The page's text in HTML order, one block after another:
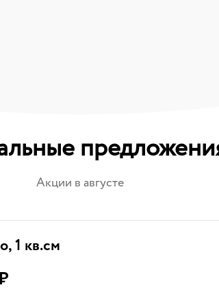
Акции в августе
1 кв.см